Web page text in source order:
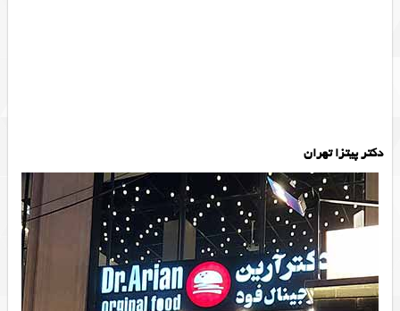
دکتر پیتزا تهران